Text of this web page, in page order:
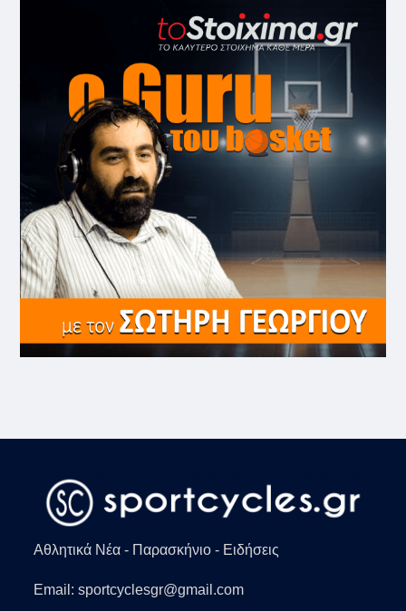
Αθλητικά Νέα - Παρασκήνιο - Ειδήσεις
Email: sportcyclesgr@gmail.com